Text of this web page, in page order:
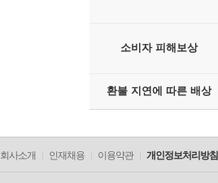
소비자 피해보상
환불 지연에 따른 배상
회사소개 인재채용 이용약관 개인정보처리방침